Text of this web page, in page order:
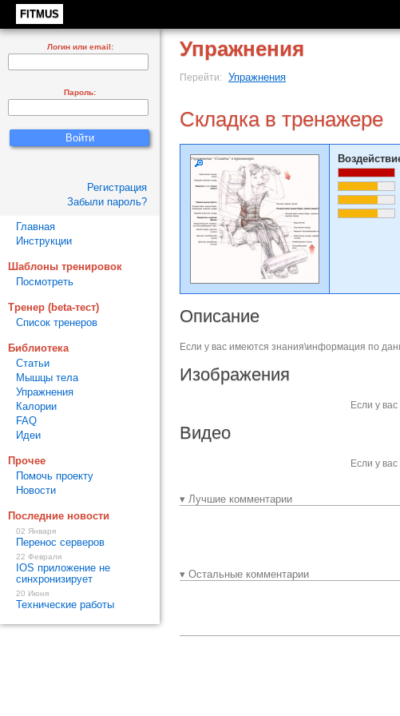
FITMUS
Упражнения
Перейти: Упражнения
Складка в тренажере
Описание
Если у вас имеются знания\информация по
Изображения
Если у
Видео
Если у
▾ Лучшие комментарии
▾ Остальные комментарии
Логин или email:
Пароль:
Регистрация
Забыли пароль?
Главная
Инструкции
Шаблоны тренировок
Посмотреть
Тренер (beta-тест)
Список тренеров
Библиотека
Статьи
Мышцы тела
Упражнения
Калории
FAQ
Идеи
Прочее
Помочь проекту
Новости
Последние новости
02 Января
Перенос серверов
22 Февраля
IOS приложение не
синхронизирует
20 Июня
Технические работы